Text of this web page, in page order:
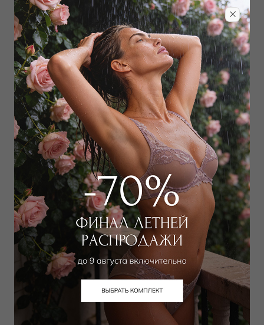
Дополнить образ
Трусы слип
13 000₽
Выбрать размер
Трусы шорты
14 000
Выбрать размер